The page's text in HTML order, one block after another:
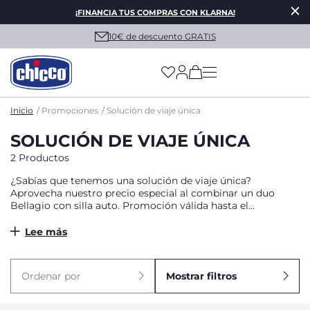
¡FINANCIA TUS COMPRAS CON KLARNA!
10€ de descuento GRATIS
(has more options
Inicio Promociones Solución de viaje única
SOLUCIÓN DE VIAJE ÚNICA
2 Productos
¿Sabías que tenemos una solución de viaje única?
Aprovecha nuestro precio especial al combinar un duo
Bellagio con silla auto. Promoción válida hasta el
otras promociones y vales vigentes. Chicco se reserva el
Lee más
Ordenar por Mostrar filtros